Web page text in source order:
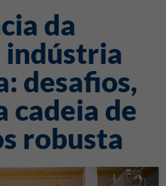
da
indústria
desafios,
cadeia de
robusta